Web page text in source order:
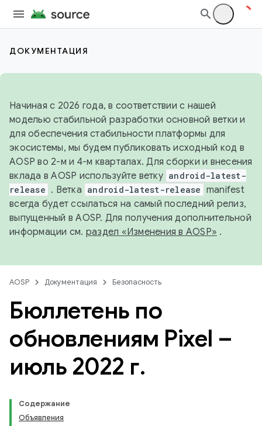
ДОКУМЕНТАЦИЯ
Начиная с 2026 года, в соответствии с нашей
моделью стабильной разработки основной ветки и
для обеспечения стабильности платформы для
экосистемы, мы будем публиковать исходный код в
AOSP во 2-м и 4-м кварталах. Для сборки и внесения
вклада в AOSP используйте ветку android-latest-
release . Ветка android-latest-release manifest
всегда будет ссылаться на самый последний релиз,
выпущенный в AOSP. Для получения дополнительной
информации см. раздел «Изменения в AOSP» .
AOSP Документация Безопасность
Бюллетень по
обновлениям Pixel –
июль 2022 г.
Содержание
Объявления